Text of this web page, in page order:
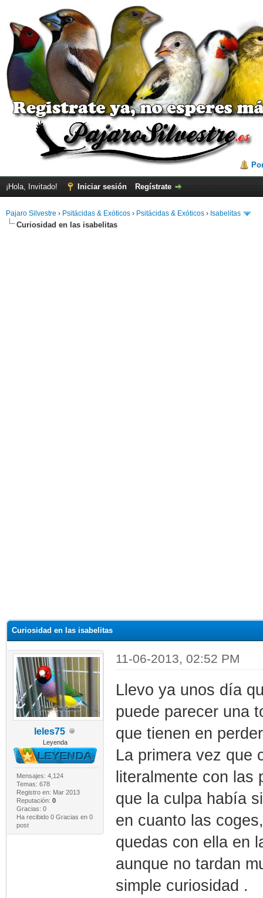
¡Hola, Invitado! Iniciar sesión Regístrate
Pajaro Silvestre › Psitácidas & Exóticos › Psitácidas & Exóticos › Isabelitas
Curiosidad en las isabelitas
Curiosidad en las isabelitas
leles75
Leyenda
Mensajes: 4,124
Temas: 678
Registro en: Mar 2013
Reputación: 0
Gracias: 0
Ha recibido 0 Gracias en 0
post
11-06-2013, 02:52 PM
Llevo ya unos día
puede parecer una
que tienen en
La primera vez que
literalmente con
que la culpa había
en cuanto las
quedas con ella en
aunque no tardan
simple curiosidad .